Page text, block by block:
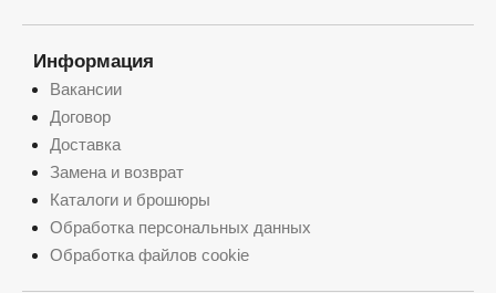
Информация
Вакансии
Договор
Доставка
Замена и возврат
Каталоги и брошюры
Обработка персональных данных
Обработка файлов cookie